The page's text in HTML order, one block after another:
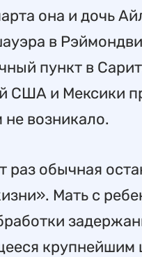
она и дочь
в
пункт в
США и Мексики
возникало.
раз обычная
Мать с
крупнейшим